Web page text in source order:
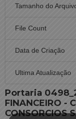
Tamanho do
File Count
Data de Criação
Ultima Atualização
Portaria
FINANCEIRO -
CONSORCIOS